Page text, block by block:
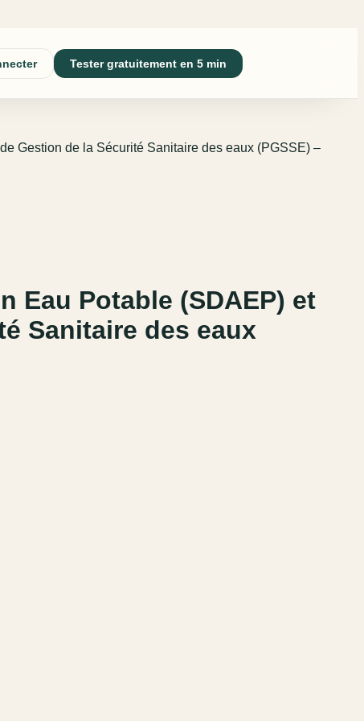
Tester gratuitement en 5 min
Gestion de la Sécurité Sanitaire des eaux (PGSSE) –
Eau Potable (SDAEP) et
Sanitaire des eaux